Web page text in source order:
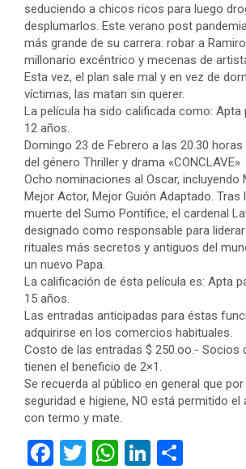
seduciendo a chicos ricos para luego
desplumarlos. Este verano post
más grande de su carrera: robar a
millonario excéntrico y mecenas de
Esta vez, el plan sale mal y en vez de
víctimas, las matan sin querer.
La película ha sido calificada como: Apta
12 años.
Domingo 23 de Febrero a las 20.30
del género Thriller y drama «CONCLAVE»
Ocho nominaciones al Oscar, incluyendo
Mejor Actor, Mejor Guión Adaptado. Tras
muerte del Sumo Pontífice, el cardenal
designado como responsable para
rituales más secretos y antiguos del
un nuevo Papa.
La calificación de ésta película es: Apta
15 años.
Las entradas anticipadas para éstas
adquirirse en los comercios habituales.
Costo de las entradas $ 250.oo.- Socios
tienen el beneficio de 2×1.
Se recuerda al público en general que
seguridad e higiene, NO está permitido el
con termo y mate.
F
T
W Li